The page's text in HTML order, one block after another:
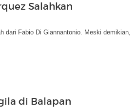
Salahkan
dari Fabio Di Giannantonio. Meski demikian,
di Balapan